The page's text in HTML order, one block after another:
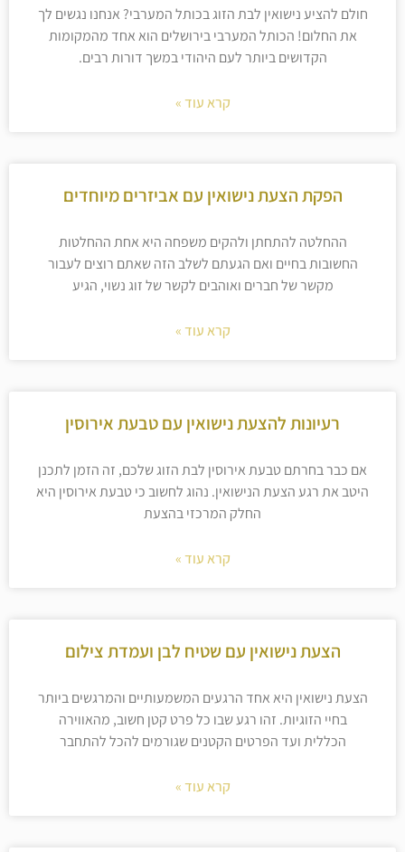
חולם להציע נישואין לבת הזוג בכותל המערבי? אנחנו נגשים לך
את החלום! הכותל המערבי בירושלים הוא אחד מהמקומות
הקדושים ביותר לעם היהודי במשך דורות רבים.
קרא עוד »
הפקת הצעת נישואין עם אביזרים מיוחדים
ההחלטה להתחתן ולהקים משפחה היא אחת ההחלטות
החשובות בחיים ואם הגעתם לשלב הזה שאתם רוצים לעבור
מקשר של חברים ואוהבים לקשר של זוג נשוי, הגיע
קרא עוד »
רעיונות להצעת נישואין עם טבעת אירוסין
אם כבר בחרתם טבעת אירוסין לבת הזוג שלכם, זה הזמן לתכנן
היטב את רגע הצעת הנישואין. נהוג לחשוב כי טבעת אירוסין היא
החלק המרכזי בהצעת
קרא עוד »
הצעת נישואין עם שטיח לבן ועמדת צילום
הצעת נישואין היא אחד הרגעים המשמעותיים והמרגשים ביותר
בחיי הזוגיות. זהו רגע שבו כל פרט קטן חשוב, מהאווירה
הכללית ועד הפרטים הקטנים שגורמים להכל להתחבר
קרא עוד »